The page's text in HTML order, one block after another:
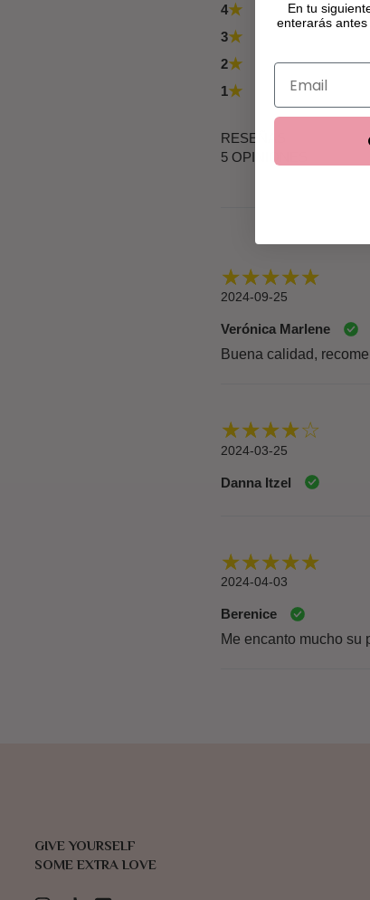
4★
3★
2★
1★
RESEÑAS
5 OPINIONES
2024-09-25
Verónica Marlene
Buena calidad,
2024-03-25
Danna Itzel
2024-04-03
Berenice
Me encanto mucho su
GIVE YOURSELF
SOME EXTRA LOVE
En tu
enterarás